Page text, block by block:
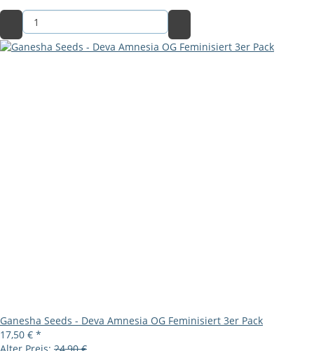
Ganesha Seeds - Deva Amnesia OG Feminisiert 3er Pack
17,50 € *